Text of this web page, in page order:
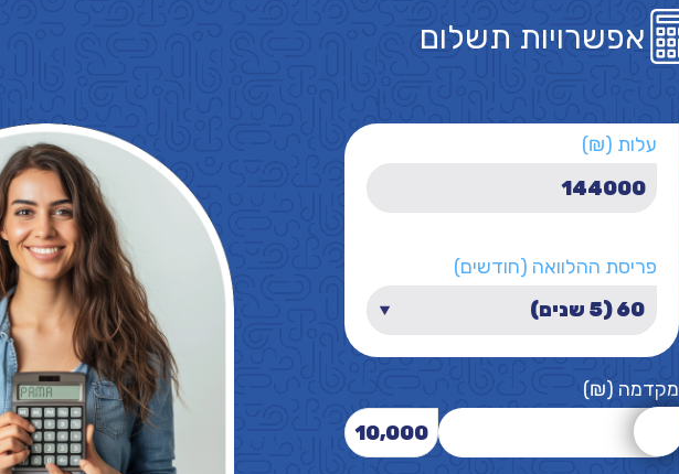
אפשרויות תשלום
עלות (₪)
פריסת ההלוואה (חודשים)
מקדמה (₪)
10,000